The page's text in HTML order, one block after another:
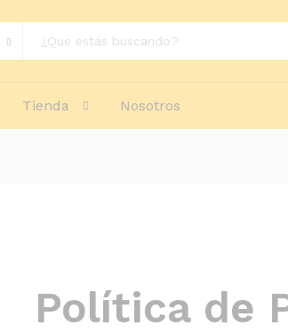
Tienda Nosotros
Política de